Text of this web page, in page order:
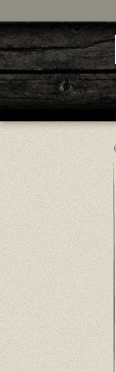
naar
de
hoofdinhoud